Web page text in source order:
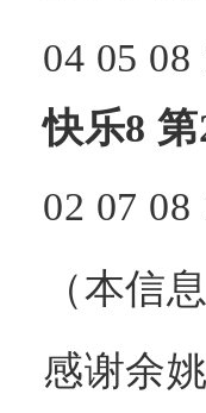
04 05 08
快乐8 第
02 07 08
（本信
感谢余